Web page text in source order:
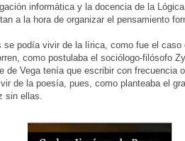
informática y la docencia de la
a la hora de organizar el pensamiento
podía vivir de la lírica, como fue el caso
como postulaba el sociólogo-filósofo
Vega tenía que escribir con frecuencia
de la poesía, pues, como planteaba el
sin ellas.